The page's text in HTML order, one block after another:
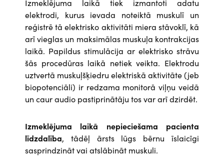
Izmeklējuma laikā tiek izmantoti adatu
elektrodi, kurus ievada noteiktā muskulī un
reģistrē tā elektrisko aktivitāti miera stāvoklī, kā
arī vieglas un maksimālas muskuļa kontrakcijas
laikā. Papildus stimulācija ar elektrisko strāvu
šās procedūras laikā netiek veikta. Elektrodu
uztvertā muskuļšķiedru elektriskā aktivitāte (jeb
biopotenciāli) ir redzama monitorā viļņu veidā
un caur audio pastiprinātāju tos var arī dzirdēt.
Izmeklējuma laikā nepieciešama pacienta
līdzdalība, tādēļ ārsts lūgs bērnu īslaicīgi
sasprindzināt vai atslābināt muskuli.